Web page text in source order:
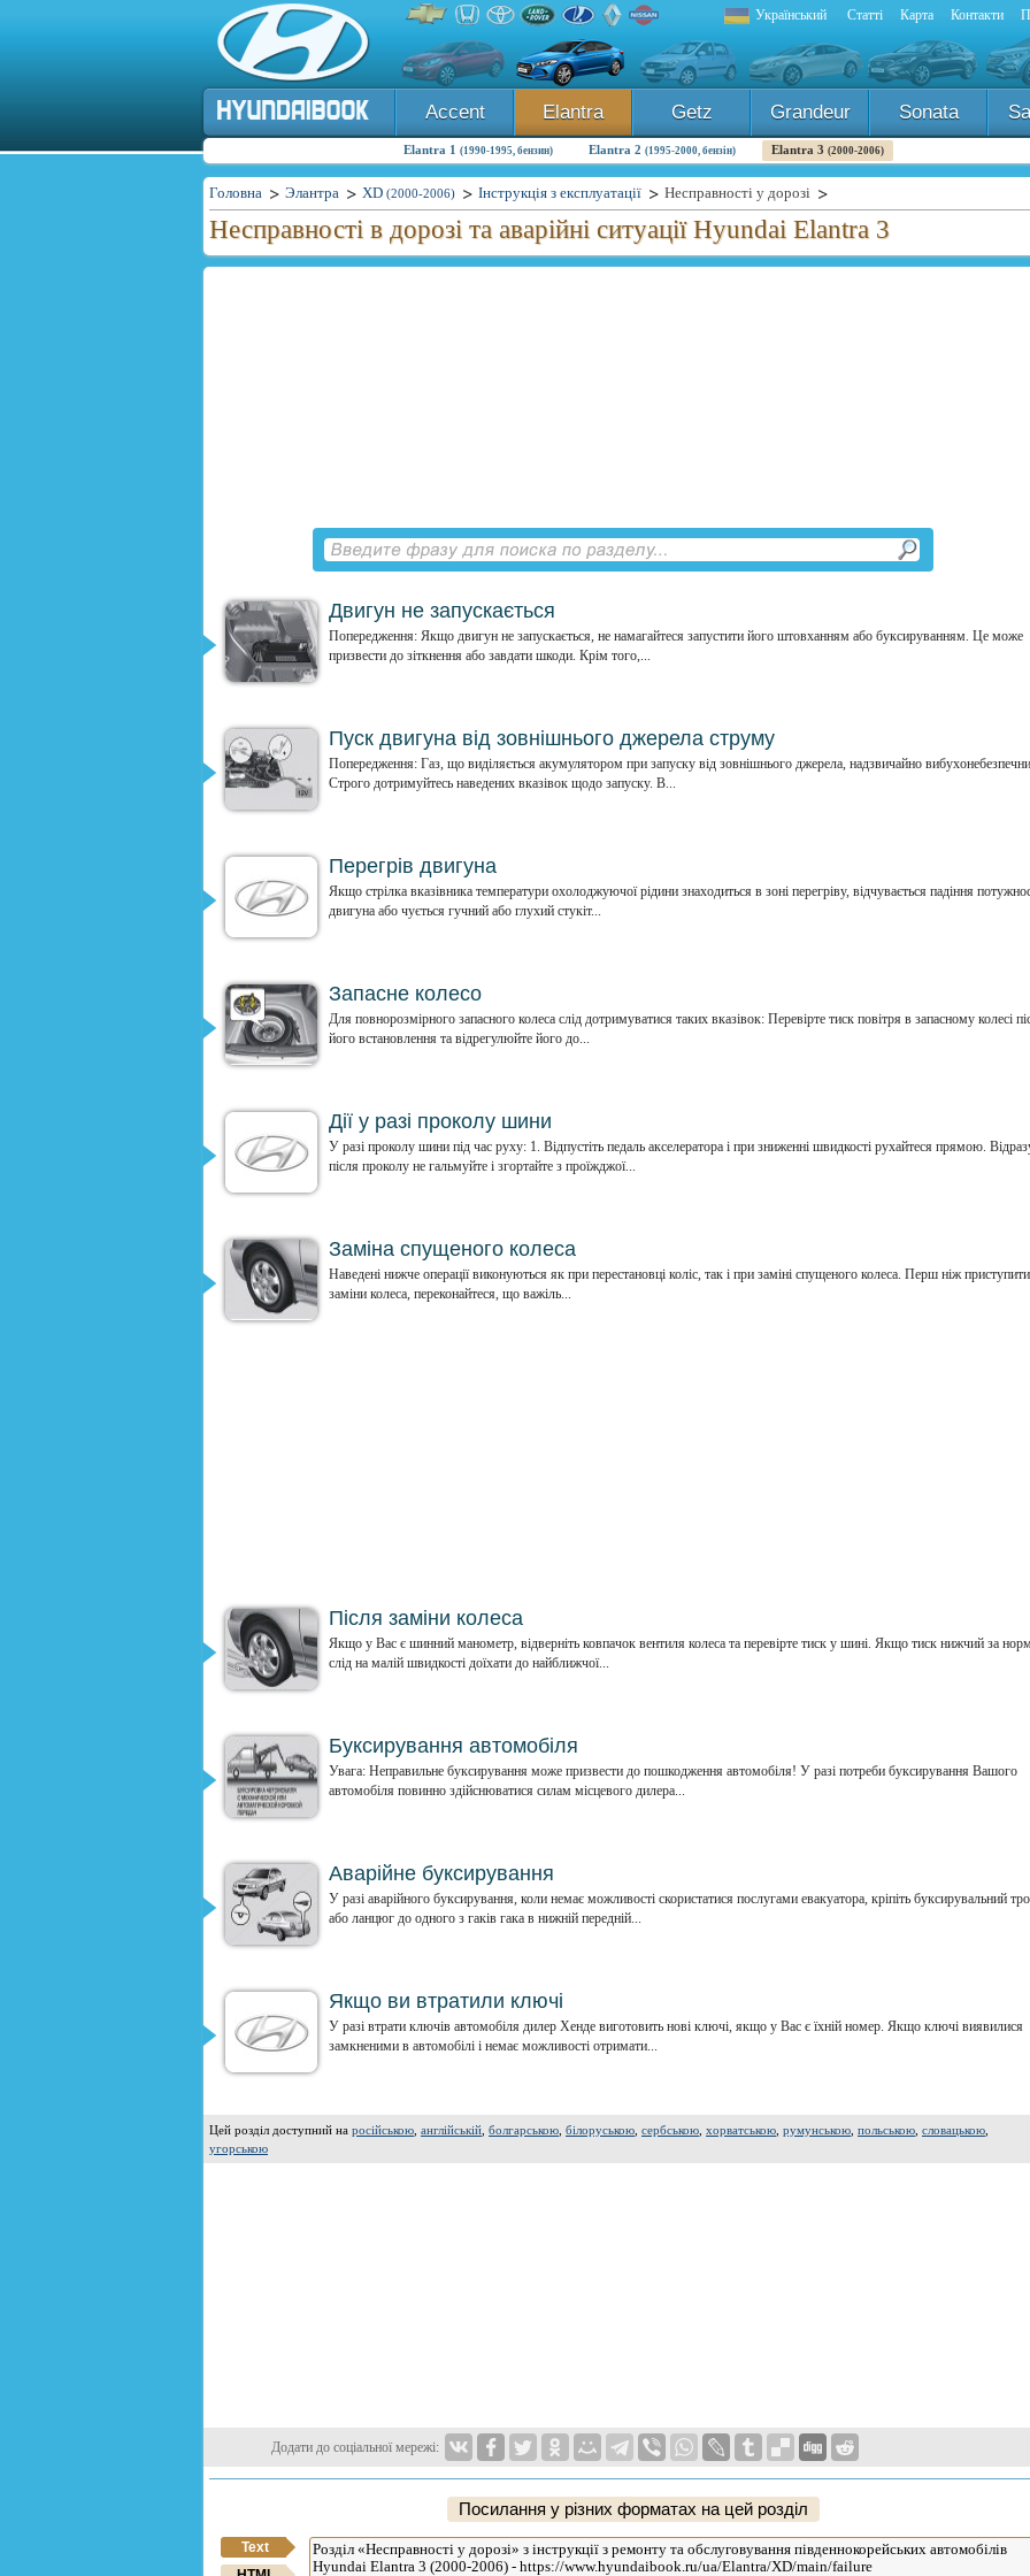
Український Статті Карта Контакти
Accent Elantra Getz Grandeur Sonata
Elantra 1 (1990-1995, бензин) Elantra 2 (1995-2000, бензін) Elantra 3 (2000-2006)
Головна Элантра XD (2000-2006) Інструкція з експлуатації Несправності у дорозі
Несправності в дорозі та аварійні ситуації Hyundai Elantra 3
Двигун не запускається
Попередження: Якщо двигун не запускається, не намагайтеся запустити його штовханням або буксируванням. Це може
призвести до зіткнення або завдати шкоди. Крім того,...
Пуск двигуна від зовнішнього джерела струму
Попередження: Газ, що виділяється акумулятором при запуску від зовнішнього джерела, надзвичайно
Строго дотримуйтесь наведених вказівок щодо запуску. В...
Перегрів двигуна
Якщо стрілка вказівника температури охолоджуючої рідини знаходиться в зоні перегріву, відчувається падіння
двигуна або чується гучний або глухий стукіт...
Запасне колесо
Для повнорозмірного запасного колеса слід дотримуватися таких вказівок: Перевірте тиск повітря в запасному колесі
його встановлення та відрегулюйте його до...
Дії у разі проколу шини
У разі проколу шини під час руху: 1. Відпустіть педаль акселератора і при зниженні швидкості рухайтеся прямою.
після проколу не гальмуйте і згортайте з проїжджої...
Заміна спущеного колеса
Наведені нижче операції виконуються як при перестановці коліс, так і при заміні спущеного колеса. Перш ніж
заміни колеса, переконайтеся, що важіль...
Після заміни колеса
Якщо у Вас є шинний манометр, відверніть ковпачок вентиля колеса та перевірте тиск у шині. Якщо тиск нижчий за
слід на малій швидкості доїхати до найближчої...
Буксирування автомобіля
Увага: Неправильне буксирування може призвести до пошкодження автомобіля! У разі потреби буксирування Вашого
автомобіля повинно здійснюватися силам місцевого дилера...
Аварійне буксирування
У разі аварійного буксирування, коли немає можливості скористатися послугами евакуатора, кріпіть буксирувальний
або ланцюг до одного з гаків гака в нижній передній...
Якщо ви втратили ключі
У разі втрати ключів автомобіля дилер Хенде виготовить нові ключі, якщо у Вас є їхній номер. Якщо ключі виявилися
замкненими в автомобілі і немає можливості отримати...
Цей розділ доступний на російською англійській болгарською білоруською сербською хорватською румунською польською словацькою
угорською
Додати до соціальної мережі:
Посилання у різних форматах на цей розділ
Text